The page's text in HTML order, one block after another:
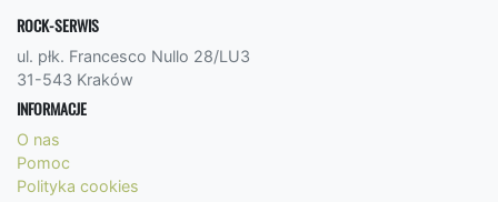
ROCK-SERWIS
ul. płk. Francesco Nullo 28/LU3
31-543 Kraków
INFORMACJE
O nas
Pomoc
Polityka cookies